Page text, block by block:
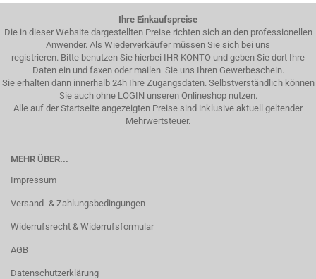
Ihre Einkaufspreise
Die in dieser Website dargestellten Preise richten sich an den professionellen
Anwender. Als Wiederverkäufer müssen Sie sich bei uns
registrieren. Bitte benutzen Sie hierbei IHR KONTO und geben Sie dort Ihre
Daten ein und faxen oder mailen Sie uns Ihren Gewerbeschein.
Sie erhalten dann innerhalb 24h Ihre Zugangsdaten. Selbstverständlich können
Sie auch ohne LOGIN unseren Onlineshop nutzen.
Alle auf der Startseite angezeigten Preise sind inklusive aktuell geltender
Mehrwertsteuer.
MEHR ÜBER...
Impressum
Versand- & Zahlungsbedingungen
Widerrufsrecht & Widerrufsformular
AGB
Datenschutzerklärung